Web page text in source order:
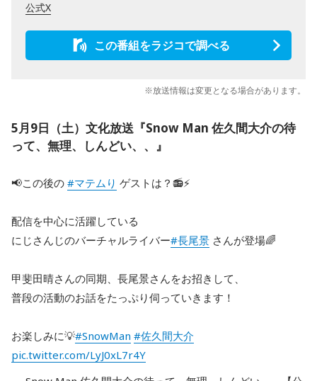
公式X
この番組をラジコで調べる
※放送情報は変更となる場合があります。
5月9日（土）文化放送『Snow Man 佐久間大介の待
って、無理、しんどい、、』
📢この後の #マテムり ゲストは？📻⚡️
配信を中心に活躍している
にじさんじのバーチャルライバー#長尾景 さんが登場🌈
甲斐田晴さんの同期、長尾景さんをお招きして、
普段の活動のお話をたっぷり伺っていきます！
お楽しみに💡#SnowMan #佐久間大介
pic.twitter.com/LyJ0xL7r4Y